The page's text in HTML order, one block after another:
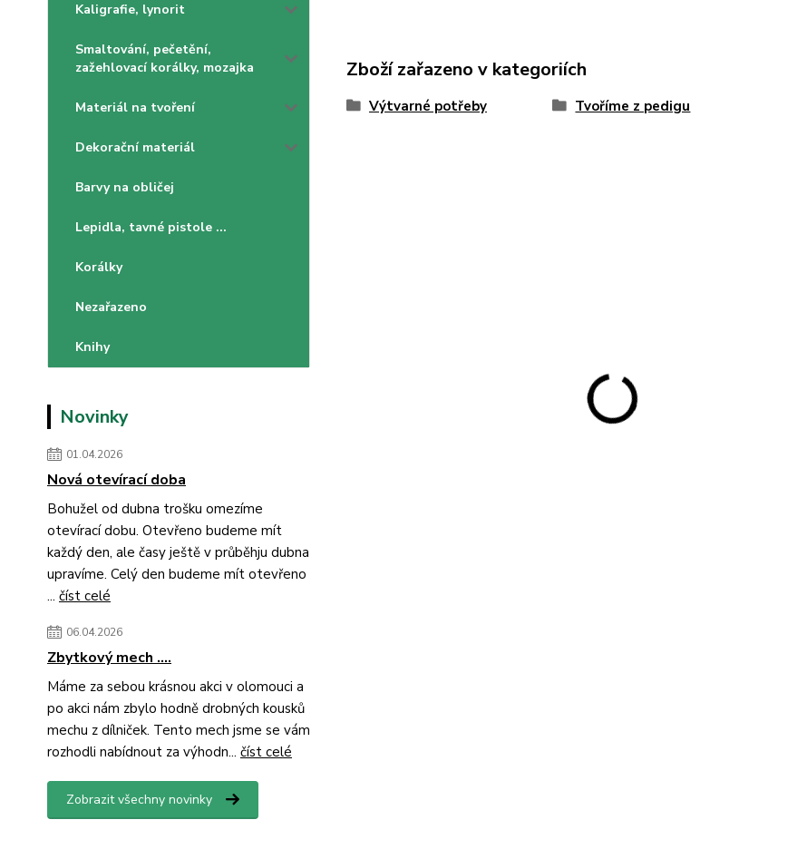
Kaligrafie, lynorit
Smaltování, pečetění,
zažehlovací korálky, mozajka
Materiál na tvoření
Dekorační materiál
Barvy na obličej
Lepidla, tavné pistole ...
Korálky
Nezařazeno
Knihy
Novinky
01.04.2026
Nová otevírací doba
Bohužel od dubna trošku omezíme
otevírací dobu. Otevřeno budeme mít
každý den, ale časy ještě v průběhju dubna
upravíme. Celý den budeme mít otevřeno
... číst celé
06.04.2026
Zbytkový mech ....
Máme za sebou krásnou akci v olomouci a
po akci nám zbylo hodně drobných kousků
mechu z dílniček. Tento mech jsme se vám
rozhodli nabídnout za výhodn... číst celé
Zobrazit všechny novinky
Zboží zařazeno v kategoriích
Výtvarné potřeby Tvoříme z pedigu